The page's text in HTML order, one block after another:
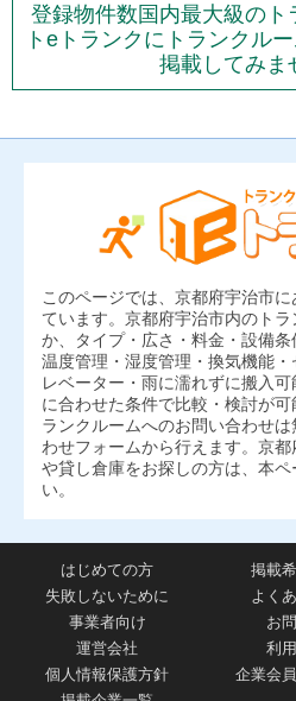
登録物件数国内最大級のト
トeトランクにトランクル
掲載してみま
このページでは、京都府宇治市
ています。京都府宇治市内のト
か、タイプ・広さ・料金・設備条
温度管理・湿度管理・換気機能
レベーター・雨に濡れずに搬入
に合わせた条件で比較・検討が
ランクルームへのお問い合わせ
わせフォームから行えます。京
や貸し倉庫をお探しの方は、本
い。
はじめての方
掲載
失敗しないために
よく
事業者向け
お
運営会社
利
個人情報保護方針
企業会